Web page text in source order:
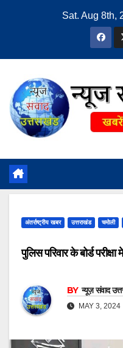
Sat. Aug 8th,
अंतर्राष्ट्रीय खबर उत्तराखंड चमोली
पुलिस परिवार के बोर्ड
BY न्यूज़ संवाद
MAY 3, 2024